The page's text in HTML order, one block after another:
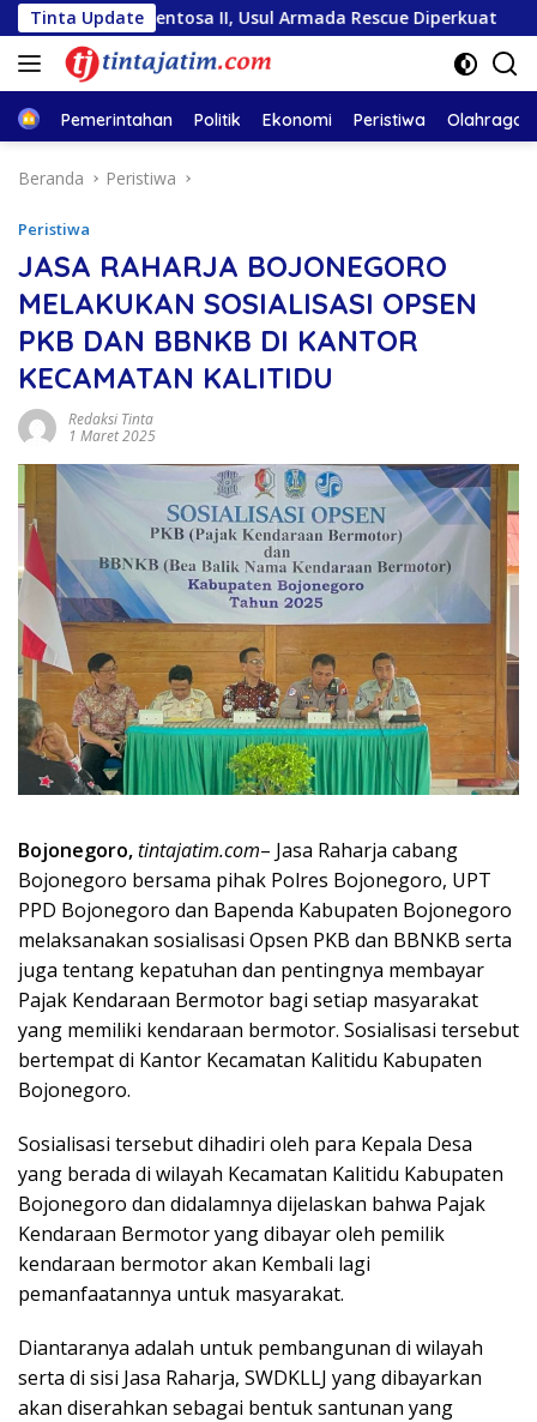
Langsung
ke
konten
Tinta Update
Sentosa II, Usul Armada Rescue Diperkuat
HomePemerintahan Politik Ekonomi Peristiwa Olahraga
Beranda Peristiwa
Peristiwa
JASA RAHARJA BOJONEGORO
MELAKUKAN SOSIALISASI OPSEN
PKB DAN BBNKB DI KANTOR
KECAMATAN KALITIDU
Redaksi Tinta
1 Maret 2025
Bojonegoro,tintajatim.com– Jasa Raharja cabang
Bojonegoro bersama pihak Polres Bojonegoro, UPT
PPD Bojonegoro dan Bapenda Kabupaten Bojonegoro
melaksanakan sosialisasi Opsen PKB dan BBNKB serta
juga tentang kepatuhan dan pentingnya membayar
Pajak Kendaraan Bermotor bagi setiap masyarakat
yang memiliki kendaraan bermotor. Sosialisasi tersebut
bertempat di Kantor Kecamatan Kalitidu Kabupaten
Bojonegoro.
Sosialisasi tersebut dihadiri oleh para Kepala Desa
yang berada di wilayah Kecamatan Kalitidu Kabupaten
Bojonegoro dan didalamnya dijelaskan bahwa Pajak
Kendaraan Bermotor yang dibayar oleh pemilik
kendaraan bermotor akan Kembali lagi
pemanfaatannya untuk masyarakat.
Diantaranya adalah untuk pembangunan di wilayah
serta di sisi Jasa Raharja, SWDKLLJ yang dibayarkan
akan diserahkan sebagai bentuk santunan yang